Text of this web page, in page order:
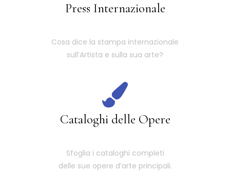
Press Internazionale
Cosa dice la stampa internazionale
sull’Artista e sulla sua arte?
Cataloghi delle Opere
Sfoglia i cataloghi completi
delle sue opere d’arte principali.